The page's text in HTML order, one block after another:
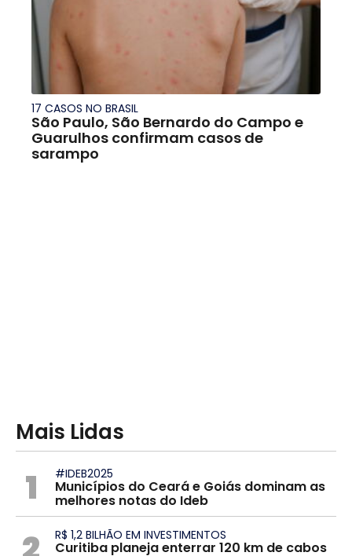
17 CASOS NO BRASIL
São Paulo, São Bernardo do Campo e
Guarulhos confirmam casos de
sarampo
Mais Lidas
1 #IDEB2025
Municípios do Ceará e Goiás dominam as
melhores notas do Ideb
R$ 1,2 BILHÃO EM INVESTIMENTOS
Curitiba planeja enterrar 120 km de cabos